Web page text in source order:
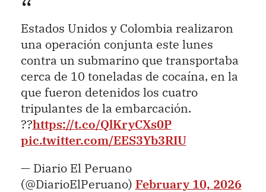
Estados Unidos y Colombia realizaron
una operación conjunta este lunes
contra un submarino que transportaba
cerca de 10 toneladas de cocaína, en la
que fueron detenidos los cuatro
tripulantes de la embarcación.
??https://t.co/QlKryCXs0P
pic.twitter.com/EES3Yb3RIU
— Diario El Peruano
(@DiarioElPeruano) February 10, 2026